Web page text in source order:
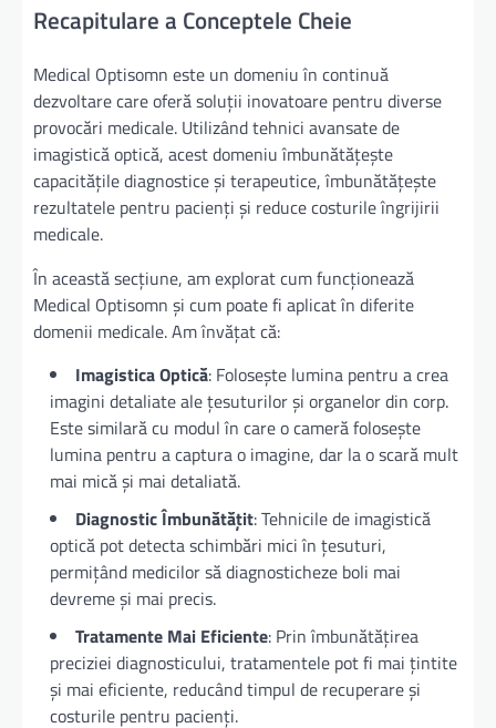
Recapitulare a Conceptele Cheie
Medical Optisomn este un domeniu în continuă
dezvoltare care oferă soluții inovatoare pentru diverse
provocări medicale. Utilizând tehnici avansate de
imagistică optică, acest domeniu îmbunătățește
capacitățile diagnostice și terapeutice, îmbunătățește
rezultatele pentru pacienți și reduce costurile îngrijirii
medicale.
În această secțiune, am explorat cum funcționează
Medical Optisomn și cum poate fi aplicat în diferite
domenii medicale. Am învățat că:
Imagistica Optică: Folosește lumina pentru a crea
imagini detaliate ale țesuturilor și organelor din corp.
Este similară cu modul în care o cameră folosește
lumina pentru a captura o imagine, dar la o scară mult
mai mică și mai detaliată.
Diagnostic Îmbunătățit: Tehnicile de imagistică
optică pot detecta schimbări mici în țesuturi,
permițând medicilor să diagnosticheze boli mai
devreme și mai precis.
Tratamente Mai Eficiente: Prin îmbunătățirea
preciziei diagnosticului, tratamentele pot fi mai țintite
și mai eficiente, reducând timpul de recuperare și
costurile pentru pacienți.